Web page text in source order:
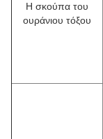
Η σκούπα του
ουράνιου τόξου